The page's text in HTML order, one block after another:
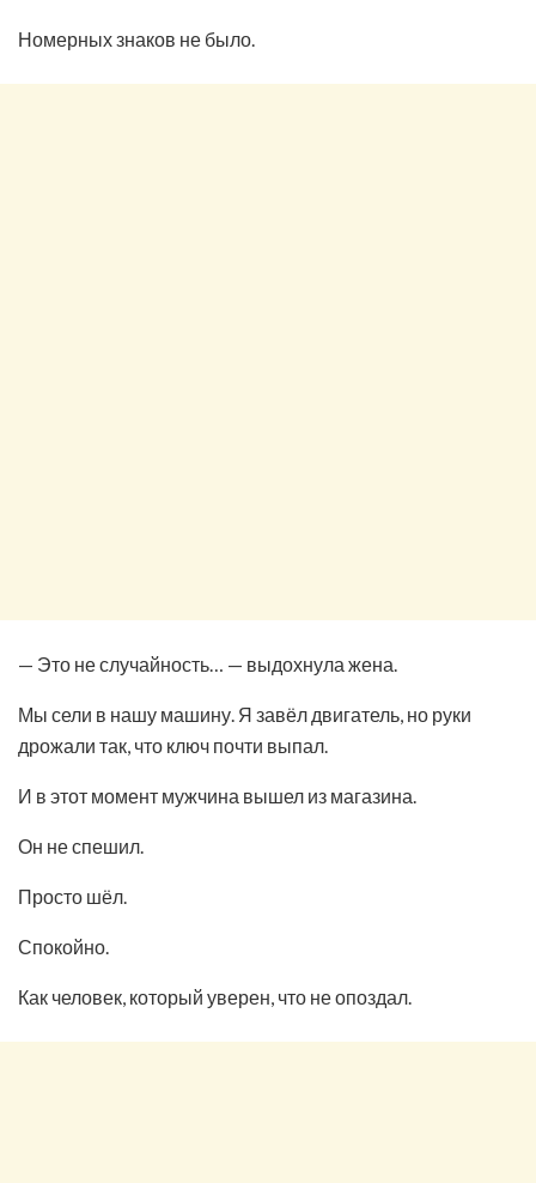
Номерных знаков не было.
— Это не случайность… — выдохнула жена.
Мы сели в нашу машину. Я завёл двигатель, но руки
дрожали так, что ключ почти выпал.
И в этот момент мужчина вышел из магазина.
Он не спешил.
Просто шёл.
Спокойно.
Как человек, который уверен, что не опоздал.